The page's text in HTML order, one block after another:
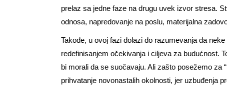
prelaz sa jedne faze na drugu uvek izvor stresa.
odnosa, napredovanje na poslu, materijalna
Takođe, u ovoj fazi dolazi do razumevanja da
redefinisanjem očekivanja i ciljeva za budućnost.
bi morali da se suočavaju. Ali zašto posežemo za
prihvatanje novonastalih okolnosti, jer uzbuđenja